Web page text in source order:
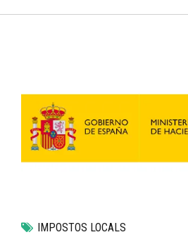
IMPOSTOS LOCALS